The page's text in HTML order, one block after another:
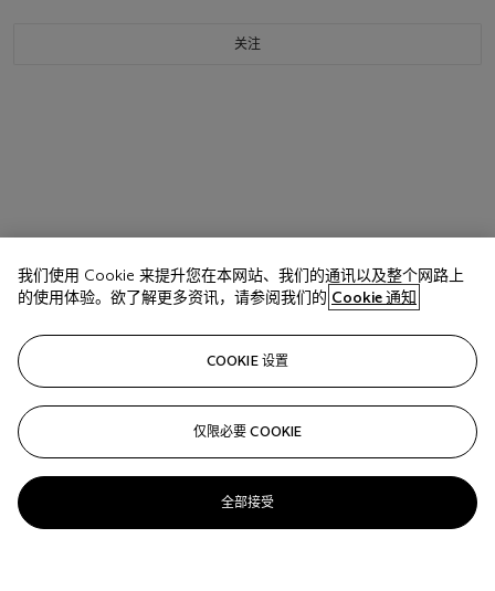
关注
我们使用 Cookie 来提升您在本网站、我们的通讯以及整个网路上
的使用体验。欲了解更多资讯，请参阅我们的 Cookie 通知
COOKIE 设置
仅限必要 COOKIE
全部接受